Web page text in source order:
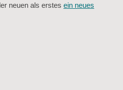
neuen als erstes ein neues